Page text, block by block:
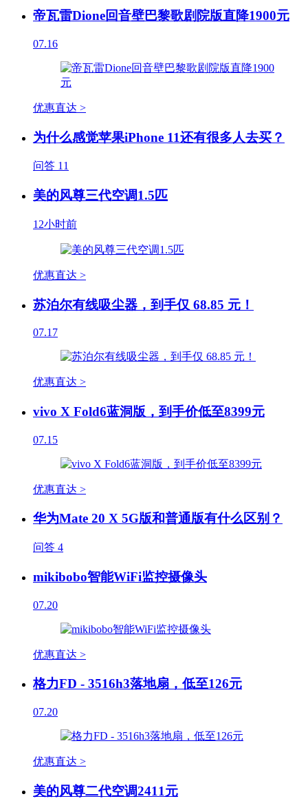
帝瓦雷Dione回音壁巴黎歌剧院版直降1900元
07.16
优惠直达 >
为什么感觉苹果iPhone 11还有很多人去买？
问答 11
美的风尊三代空调1.5匹
12小时前
优惠直达 >
苏泊尔有线吸尘器，到手仅 68.85 元！
07.17
优惠直达 >
vivo X Fold6蓝洞版，到手价低至8399元
07.15
优惠直达 >
华为Mate 20 X 5G版和普通版有什么区别？
问答 4
mikibobo智能WiFi监控摄像头
07.20
优惠直达 >
格力FD - 3516h3落地扇，低至126元
07.20
优惠直达 >
美的风尊二代空调2411元